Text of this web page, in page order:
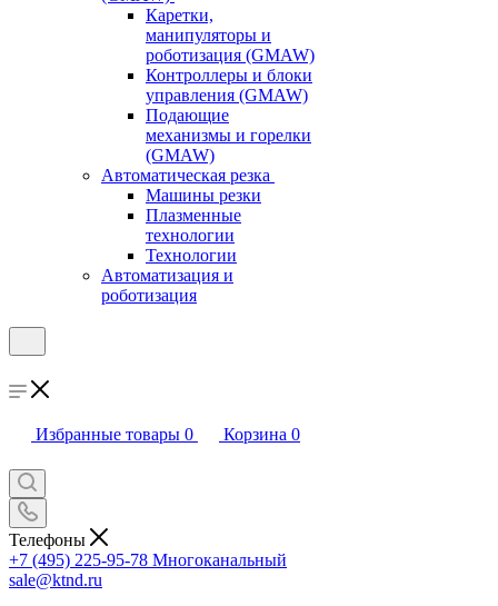
Каретки,
манипуляторы и
роботизация (GMAW)
Контроллеры и блоки
управления (GMAW)
Подающие
механизмы и горелки
(GMAW)
Автоматическая резка
Машины резки
Плазменные
технологии
Технологии
Автоматизация и
роботизация
Избранные товары 0 Корзина 0
Телефоны
+7 (495) 225-95-78 Многоканальный
sale@ktnd.ru